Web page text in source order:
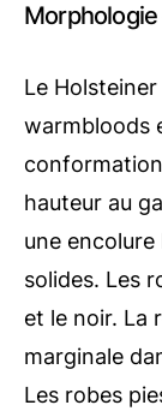
Le
warmbloods
hauteur au
une
solides. Les
et le noir. La
marginale
Les robes